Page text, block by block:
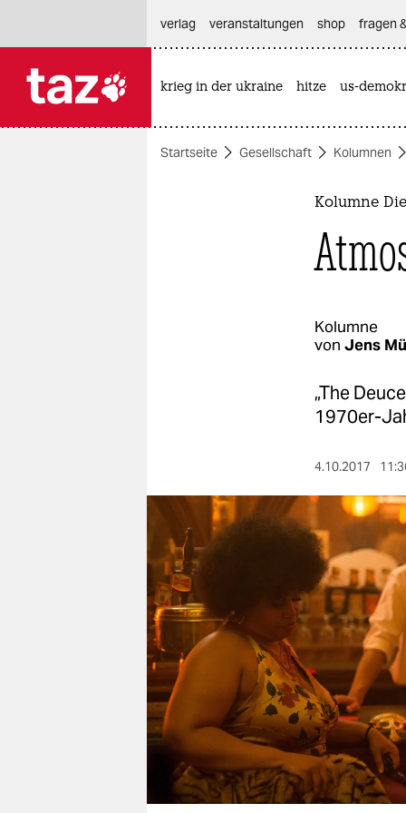
themen
wahrheit
verlag
verlag
veranstaltungen
shop
fragen & hilfe
unterstützen
abo
genossenschaft
verlag
veranstaltungen shop fragen
krieg in der ukraine hitze us-
Startseite Gesellschaft Kolumnen
Kolumne
Kolumne
von Jens
„The
1970er-
4.10.2017